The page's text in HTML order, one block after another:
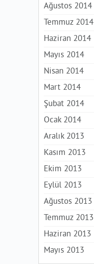
Ağustos 2014
Temmuz 2014
Haziran 2014
Mayıs 2014
Nisan 2014
Mart 2014
Şubat 2014
Ocak 2014
Aralık 2013
Kasım 2013
Ekim 2013
Eylül 2013
Ağustos 2013
Temmuz 2013
Haziran 2013
Mayıs 2013